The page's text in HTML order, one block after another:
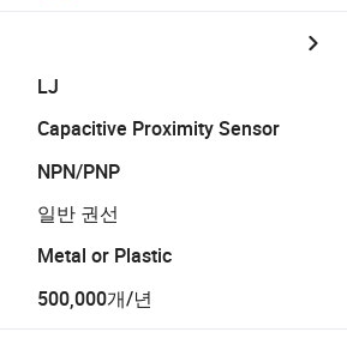
LJ
Capacitive Proximity Sensor
NPN/PNP
일반 권선
Metal or Plastic
500,000개/년